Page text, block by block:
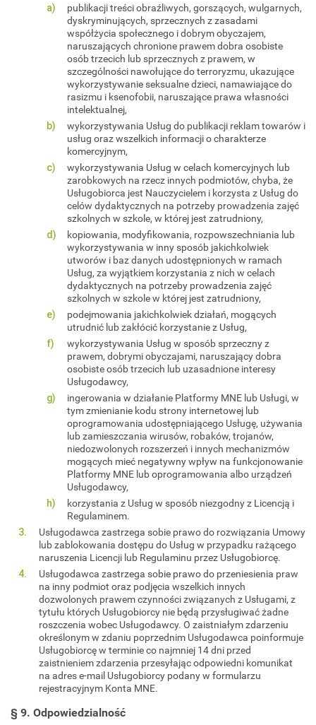
publikacji treści obraźliwych, gorszących, wulgarnych,
dyskryminujących, sprzecznych z zasadami
współżycia społecznego i dobrym obyczajem,
naruszających chronione prawem dobra osobiste
osób trzecich lub sprzecznych z prawem, w
szczególności nawołujące do terroryzmu, ukazujące
wykorzystywanie seksualne dzieci, namawiające do
rasizmu i ksenofobii, naruszające prawa własności
intelektualnej,
wykorzystywania Usług do publikacji reklam towarów i
usług oraz wszelkich informacji o charakterze
komercyjnym,
wykorzystywania Usług w celach komercyjnych lub
zarobkowych na rzecz innych podmiotów, chyba, że
Usługobiorca jest Nauczycielem i korzysta z Usług do
celów dydaktycznych na potrzeby prowadzenia zajęć
szkolnych w szkole, w której jest zatrudniony,
kopiowania, modyfikowania, rozpowszechniania lub
wykorzystywania w inny sposób jakichkolwiek
utworów i baz danych udostępnionych w ramach
Usług, za wyjątkiem korzystania z nich w celach
dydaktycznych na potrzeby prowadzenia zajęć
szkolnych w szkole w której jest zatrudniony,
podejmowania jakichkolwiek działań, mogących
utrudnić lub zakłócić korzystanie z Usług,
wykorzystywania Usług w sposób sprzeczny z
prawem, dobrymi obyczajami, naruszający dobra
osobiste osób trzecich lub uzasadnione interesy
Usługodawcy,
ingerowania w działanie Platformy MNE lub Usługi, w
tym zmienianie kodu strony internetowej lub
oprogramowania udostępniającego Usługę, używania
lub zamieszczania wirusów, robaków, trojanów,
niedozwolonych rozszerzeń i innych mechanizmów
mogących mieć negatywny wpływ na funkcjonowanie
Platformy MNE lub oprogramowania albo urządzeń
Usługodawcy,
korzystania z Usług w sposób niezgodny z Licencją i
Regulaminem.
Usługodawca zastrzega sobie prawo do rozwiązania Umowy
lub zablokowania dostępu do Usług w przypadku rażącego
naruszenia Licencji lub Regulaminu przez Usługobiorcę.
Usługodawca zastrzega sobie prawo do przeniesienia praw
na inny podmiot oraz podjęcia wszelkich innych
dozwolonych prawem czynności związanych z Usługami, z
tytułu których Usługobiorcy nie będą przysługiwać żadne
roszczenia wobec Usługodawcy. O zaistniałym zdarzeniu
określonym w zdaniu poprzednim Usługodawca poinformuje
Usługobiorcę w terminie co najmniej 14 dni przed
zaistnieniem zdarzenia przesyłając odpowiedni komunikat
na adres e-mail Usługobiorcy podany w formularzu
rejestracyjnym Konta MNE.
§ 9. Odpowiedzialność